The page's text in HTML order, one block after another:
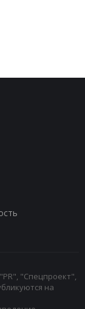
"Спецпроект",
на